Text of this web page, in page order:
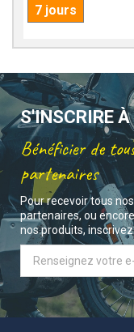
7 jours
S'INSCRIRE
Bénéficier de
partenaires
Pour recevoir tous
partenaires, ou
nos produits,